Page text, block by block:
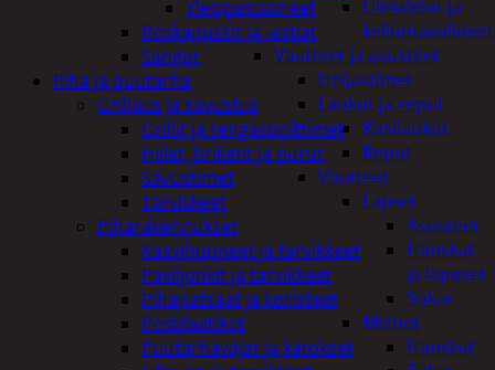
Uimalelut ja
kelluntavälineet
Vaatteet ja asusteet
Heijastimet
Laukut ja reput
Käsilaukut
Reput
Vaatteet
Lapset
Asusteet
Hanskat
ja lapaset
Sukat
Miehet
Hanskat
Yleispesuaineet
Roskapussit ja -astiat
Sangot
Piha ja puutarha
Grillaus ja savustus
Grillit ja rengaspolttimet
Hiilet, briketit ja purut
Savustimet
Tarvikkeet
Piharakennukset
Kasvihuoneet ja tarvikkeet
Paviljonkit ja tarvikkeet
Pihapatsaat ja koristeet
Postilaatikot
Puutarhavajat ja katokset